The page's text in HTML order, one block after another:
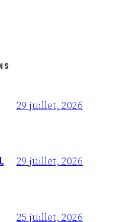
29 juillet, 2026
29 juillet, 2026
25 juillet, 2026